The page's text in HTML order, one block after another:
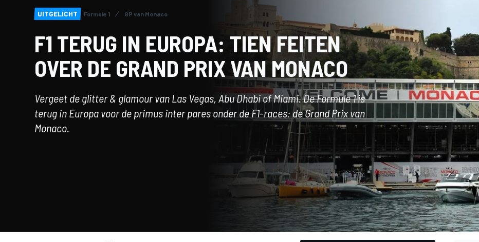
UITGELICHT Formule 1 GP van Monaco
F1 TERUG IN EUROPA: TIEN FEITEN
OVER DE GRAND PRIX VAN MONACO
Vergeet de glitter & glamour van Las Vegas, Abu Dhabi of Miami. De Formule 1 is
terug in Europa voor de primus inter pares onder de F1-races: de Grand Prix van
Monaco.